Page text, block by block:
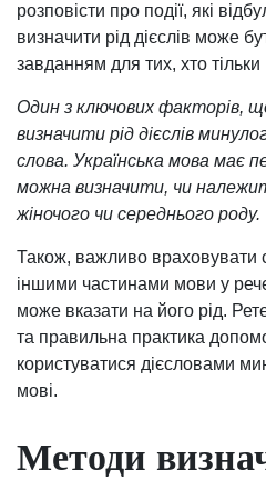
розповісти про події, які
визначити рід дієслів може
завданням для тих, хто
Один з ключових факторів,
визначити рід дієслів
слова. Українська мова має
можна визначити, чи
жіночого чи середнього роду.
Також, важливо враховувати
іншими частинами мови у
може вказати на його рід.
та правильна практика
користуватися дієсловами
мові.
Методи